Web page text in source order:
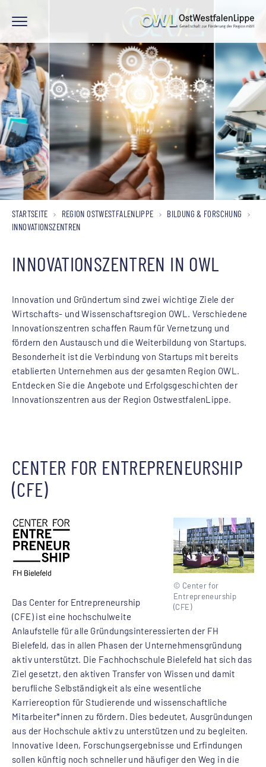
STARTSEITE REGION OSTWESTFALENLIPPE
BILDUNG & FORSCHUNG
INNOVATIONSZENTREN
INNOVATIONSZENTREN IN OWL
Innovation und Gründertum sind zwei wichtige Ziele der
Wirtschafts- und Wissenschaftsregion OWL. Verschiedene
Innovationszentren schaffen Raum für Vernetzung und
fördern den Austausch und die Weiterbildung von Startups.
Besonderheit ist die Verbindung von Startups mit bereits
etablierten Unternehmen aus der gesamten Region OWL.
Entdecken Sie die Angebote und Erfolgsgeschichten der
Innovationszentren aus der Region OstwestfalenLippe.
CENTER FOR ENTREPRENEURSHIP
(CFE)
© Center for
Entrepreneurship
(CFE)
Das Center for Entrepreneurship
(CFE) ist eine hochschulweite
Anlaufstelle für alle Gründungsinteressierten der FH
Bielefeld, das in allen Phasen der Unternehmensgründung
aktiv unterstützt. Die Fachhochschule Bielefeld hat sich das
Ziel gesetzt, den aktiven Transfer von Wissen und damit
berufliche Selbständigkeit als eine wesentliche
Karriereoption für Studierende und wissenschaftliche
Mitarbeiter*innen zu fördern. Dies bedeutet, Ausgründungen
aus der Hochschule aktiv zu unterstützen und zu begleiten.
Innovative Ideen, Forschungsergebnisse und Erfindungen
sollen künftig noch schneller und häufiger den Weg in die